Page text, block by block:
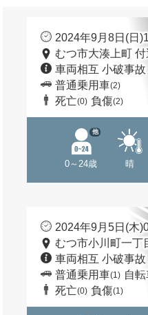
2024年9月8日(日
むつ市大湊上町 付
車両相互 小破事故
普通乗用車(2)
死亡(0) 負傷(2)
0～24歳
他
晴
2024年9月5日(木
むつ市小川町一丁
車両相互 小破事故
普通乗用車(1) 自転
死亡(0) 負傷(1)